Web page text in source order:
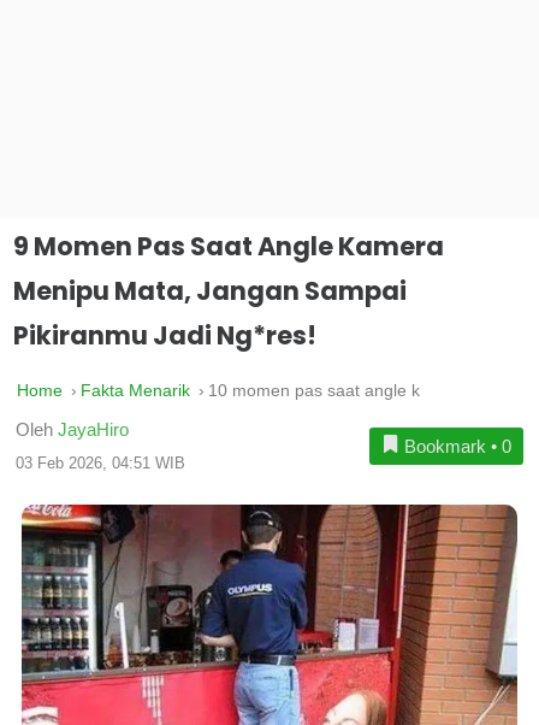
9 Momen Pas Saat Angle Kamera
Menipu Mata, Jangan Sampai
Pikiranmu Jadi Ng*res!
Home Fakta Menarik 10 momen pas saat angle k
Oleh JayaHiro
03 Feb 2026, 04:51 WIB
Bookmark • 0